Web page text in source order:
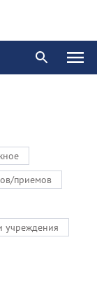
приемов
учреждения